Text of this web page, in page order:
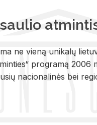
ne vieną unikalų
programą 2006
nacionalinės bei